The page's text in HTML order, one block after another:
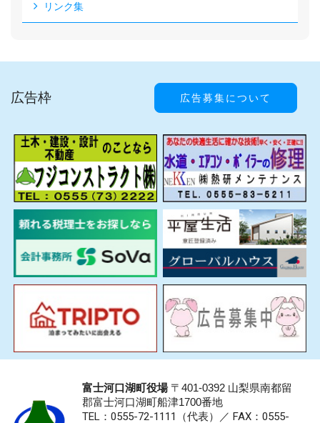
リンク集
広告枠 広告募集について
富士河口湖町役場〒401-0392 山梨県南都留
郡富士河口湖町船津1700番地
TEL：0555-72-1111 （代表）／ FAX：0555-